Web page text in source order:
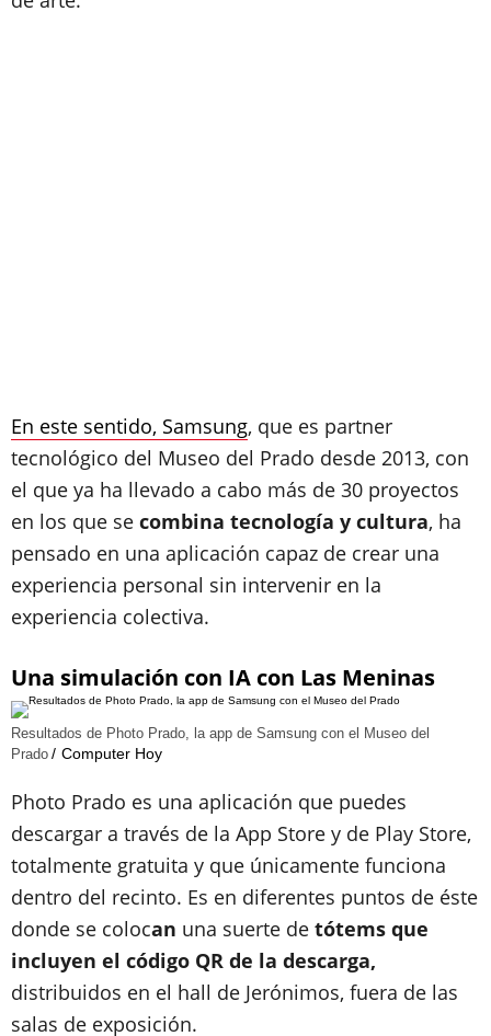
En este sentido, Samsung, que es partner
tecnológico del Museo del Prado desde 2013, con
el que ya ha llevado a cabo más de 30 proyectos
en los que se combina tecnología y cultura, ha
pensado en una aplicación capaz de crear una
experiencia personal sin intervenir en la
experiencia colectiva.
Una simulación con IA con Las Meninas
Resultados de Photo Prado, la app de Samsung con el Museo del
Prado
Computer Hoy
Photo Prado es una aplicación que puedes
descargar a través de la App Store y de Play Store,
totalmente gratuita y que únicamente funciona
dentro del recinto. Es en diferentes puntos de éste
donde se colocan una suerte de tótems que
incluyen el código QR de la descarga,
distribuidos en el hall de Jerónimos, fuera de las
salas de exposición.